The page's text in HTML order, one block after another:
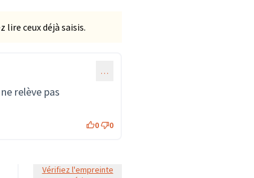
ceux déjà saisis.
…
relève pas
0 0
Vérifiez l'empreinte